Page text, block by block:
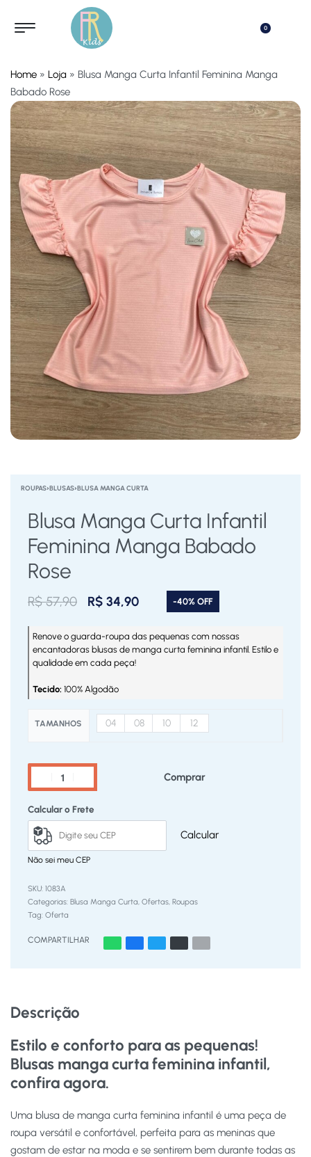
0
Home » Loja » Blusa Manga Curta Infantil Feminina Manga
Babado Rose
ROUPAS›BLUSAS›BLUSA MANGA CURTA
Blusa Manga Curta Infantil
Feminina Manga Babado
Rose
R$57,90 R$ 34,90 -40% OFF
Renove o guarda-roupa das pequenas com nossas
encantadoras blusas de manga curta feminina infantil. Estilo e
qualidade em cada peça!
Tecido: 100% Algodão
TAMANHOS 04 08 10 12
Comprar
Calcular o Frete
Calcular
Não sei meu CEP
1083A
Categorias: Blusa Manga Curta Ofertas Roupas
Tag: Oferta
COMPARTILHAR
Descrição
Estilo e conforto para as pequenas!
Blusas manga curta feminina infantil,
confira agora.
Uma blusa de manga curta feminina infantil é uma peça de
roupa versátil e confortável, perfeita para as meninas que
gostam de estar na moda e se sentirem bem durante todas as